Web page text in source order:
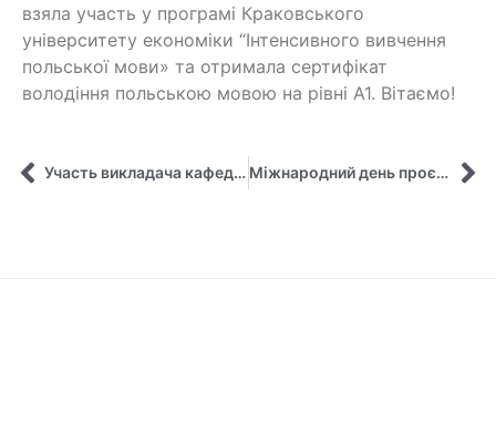
взяла участь у програмі Краковського
університету економіки “Інтенсивного вивчення
польської мови» та отримала сертифікат
володіння польською мовою на рівні А1. Вітаємо!
Участь викладача кафедри у воркшопі «Управління проектом; Відповідальність за результат та забезпечення стійкості і впливу» Міжнародний день проєктного менеджера на кафедрі управління ім. О. Балацького